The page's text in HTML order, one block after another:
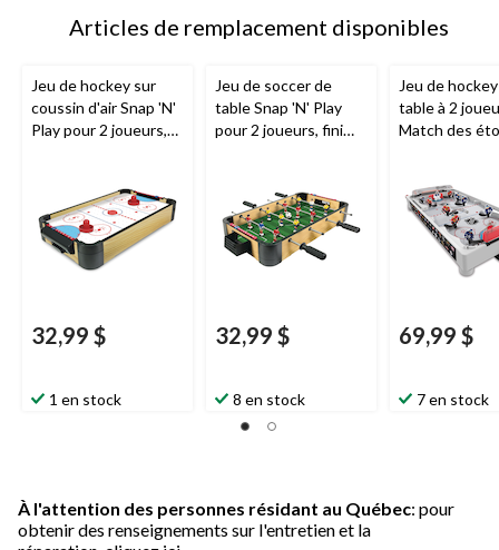
Articles de remplacement disponibles
Jeu de hockey sur
coussin d'air Snap 'N'
Play pour 2 joueurs,
32,99 $
1 en stock
Jeu de soccer de
table Snap 'N' Play
pour 2 joueurs, fini
32,99 $
8 en stock
Jeu de
table à 2
Match des
plus, 26 po
69,99 $
7 en stock
À l'attention des personnes résidant au Québec: pour
obtenir des renseignements sur l'entretien et la